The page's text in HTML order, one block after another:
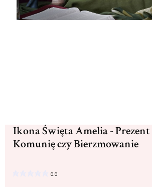
Ikona Święta Amelia - Prezent
Komunię czy Bierzmowanie
0.0